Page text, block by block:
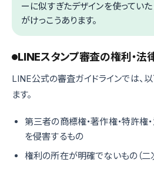
ーに似すぎたデザインを使ってい
がけっこうあります。
LINEスタンプ審査の権利・法
LINE公式の審査ガイドラインでは、
ます。
第三者の商標権・著作権・特許権
を侵害するもの
権利の所在が明確でないもの（二